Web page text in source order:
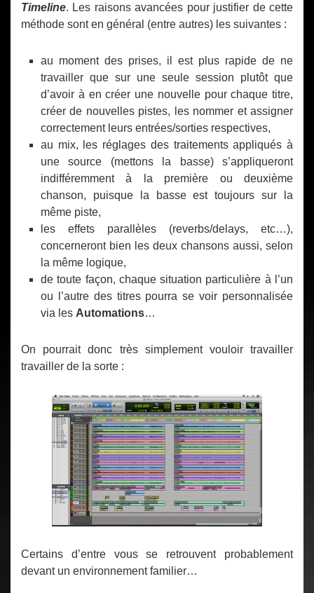
Timeline. Les raisons avancées pour justifier de cette
méthode sont en général (entre autres) les suivantes :
au moment des prises, il est plus rapide de ne
travailler que sur une seule session plutôt que
d’avoir à en créer une nouvelle pour chaque titre,
créer de nouvelles pistes, les nommer et assigner
correctement leurs entrées/sorties respectives,
au mix, les réglages des traitements appliqués à
une source (mettons la basse) s’appliqueront
indifféremment à la première ou deuxième
chanson, puisque la basse est toujours sur la
même piste,
les effets parallèles (reverbs/delays, etc…),
concerneront bien les deux chansons aussi, selon
la même logique,
de toute façon, chaque situation particulière à l’un
ou l’autre des titres pourra se voir personnalisée
via les Automations…
On pourrait donc très simplement vouloir travailler
travailler de la sorte :
Certains d’entre vous se retrouvent probablement
devant un environnement familier…